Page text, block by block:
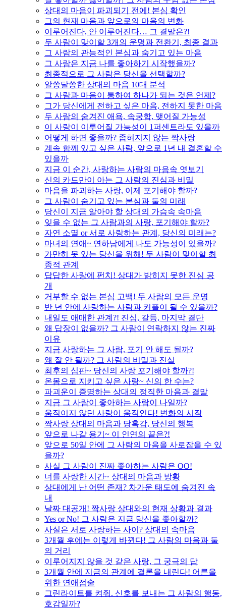
상대의 마음이 파괴되기 전에! 본심 확인
그의 현재 마음과 앞으로의 마음의 변화
이루어진다, 안 이루어진다… 그 결말은?!
두 사람이 맞이할 3개의 운명과 전환기, 최종 결과
그 사람의 관능적인 본심과 숨기고 있는 마음
그 사람은 지금 나를 좋아하기 시작했을까?
최종적으로 그 사람은 당신을 선택할까?
알쏭달쏭한 상대의 마음 10대 분석
그 사람과 마음이 통하여 하나가 되는 것은 언제?
그가 당신에게 전하고 싶은 마음, 전하지 못한 마음
두 사람의 숨겨진 애욕, 속궁합, 맺어질 가능성
이 사랑이 이루어질 가능성이 1퍼센트라도 있을까
어떻게 하면 좋을까? 좁혀지지 않는 짝사랑
계속 함께 있고 싶은 사람, 앞으로 1년 내 결혼할 수
있을까
지금 이 순간, 사랑하는 사람의 마음속 엿보기
신의 카드만이 아는 그 사람의 진심과 비밀
마음을 파괴하는 사랑, 이제 포기해야 할까?
그 사람이 숨기고 있는 본심과 둘의 미래
당신이 지금 알아야 할 상대의 가슴속 속마음
잊을 수 없는 그 사람과의 사랑, 포기해야 할까?
자연 소멸 or 서로 사랑하는 관계, 당신의 미래는?
마녀의 연애~ 연하남에게 나도 가능성이 있을까?
가만히 못 있는 당신을 위해! 두 사람이 맞이할 최
종적 관계
답답한 사랑에 펀치! 상대가 밝히지 못한 진심 공
개
거부할 수 없는 본심 고백! 두 사람의 모든 운명
반 년 안에 사랑하는 사람과 커플이 될 수 있을까?
내일도 애매한 관계?! 진심, 갈등, 마지막 결단
왜 답장이 없을까? 그 사람이 연락하지 않는 진짜
이유
지금 사랑하는 그 사람, 포기 안 해도 될까?
왜 잘 안 될까? 그 사람의 비밀과 진실
최후의 심판~ 당신의 사랑 포기해야 할까?!
온몸으로 지키고 싶은 사랑~ 신의 한 수는?
파괴운이 증명하는 상대의 정직한 마음과 결말
지금 그 사람이 좋아하는 사람이 나일까?
움직이지 않던 사랑이 움직인다! 변화의 시작
짝사랑 상대의 마음과 당혹감, 당신의 행복
앞으로 나갈 용기~ 이 인연의 끝은?!
앞으로 50일 안에 그 사람의 마음을 사로잡을 수 있
을까?
사실 그 사람이 진짜 좋아하는 사람은 OO!
너를 사랑한 시간~ 상대의 마음과 방황
상대에게 난 어떤 존재? 차가운 태도에 숨겨진 속
내
날짜 대공개! 짝사랑 상대와의 현재 상황과 결과
Yes or No! 그 사람은 지금 당신을 좋아할까?
사실은 서로 사랑하는 사이? 상대의 속마음
3개월 후에는 이렇게 바뀐다! 그 사람의 마음과 둘
의 거리
이루어지지 않을 것 같은 사랑, 그 궁극의 답
3개월 안에 지금의 관계에 결론을 내린다! 어른을
위한 연애점술
그린라이트를 켜줘. 신호를 보내는 그 사람의 행동,
호감일까?